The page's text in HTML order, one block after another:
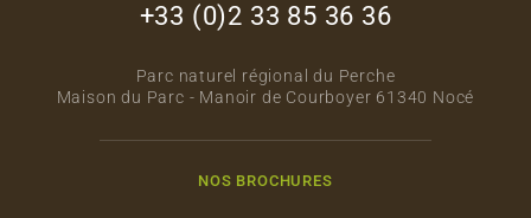
+33 (0)2 33 85 36 36
Parc naturel régional du Perche
Maison du Parc - Manoir de Courboyer 61340 Nocé
NOS BROCHURES